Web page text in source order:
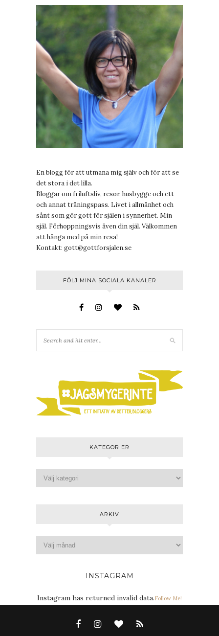
En blogg för att utmana mig själv och för att se
det stora i det lilla.
Bloggar om friluftsliv, resor, husbygge och ett
och annat träningspass. Livet i allmänhet och
sånt som gör gott för själen i synnerhet. Min
själ. Förhoppningsvis även din själ. Välkommen
att hänga med på min resa!
Kontakt: gott@gottforsjalen.se
FÖLJ MINA SOCIALA KANALER
KATEGORIER
ARKIV
INSTAGRAM
Instagram has returned invalid data.Follow Me!